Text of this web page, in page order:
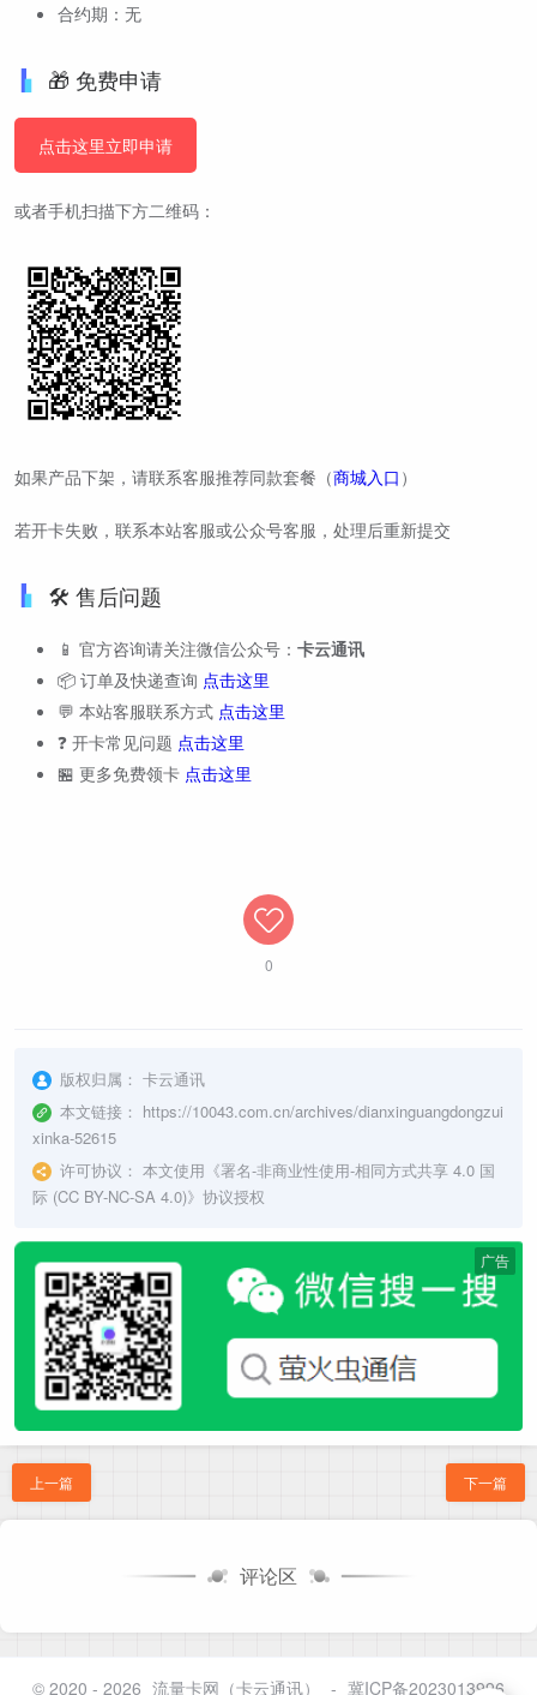
合约期：无
🎁 免费申请
点击这里立即申请
或者手机扫描下方二维码：
如果产品下架，请联系客服推荐同款套餐（商城入口 ）
若开卡失败，联系本站客服或公众号客服，处理后重新提交
🛠️ 售后问题
📱 官方咨询请关注微信公众号： 卡云通讯
📦 订单及快递查询 点击这里
💬 本站客服联系方式 点击这里
❓ 开卡常见问题 点击这里
🏪 更多免费领卡 点击这里
0
版权归属： 卡云通讯
本文链接： https://10043.com.cn/archives/dianxinguangdongzui
xinka-52615
许可协议： 本文使用《署名-非商业性使用-相同方式共享 4.0 国
际 (CC BY-NC-SA 4.0)》协议授权
广告
上一篇 下一篇
评论区
© 2020 - 2026 流量卡网（卡云通讯） - 冀ICP备2023013996